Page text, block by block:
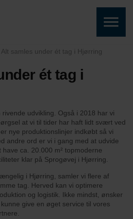
Alt samles under ét tag i Hjørring
ét tag i
udvikling. Også i 2018 har vi
at vi til tider har haft lidt svært ved
nye produktionslinjer indkøbt så vi
andre ord er vi i gang med at udvide
have ca. 20.000 m² topmoderne
klar på Sprogøvej i Hjørring.
i Hjørring, samler vi flere af
tag. Herved kan vi optimere
og logistik. Ikke mindst, ønsker
give en øget service til vores